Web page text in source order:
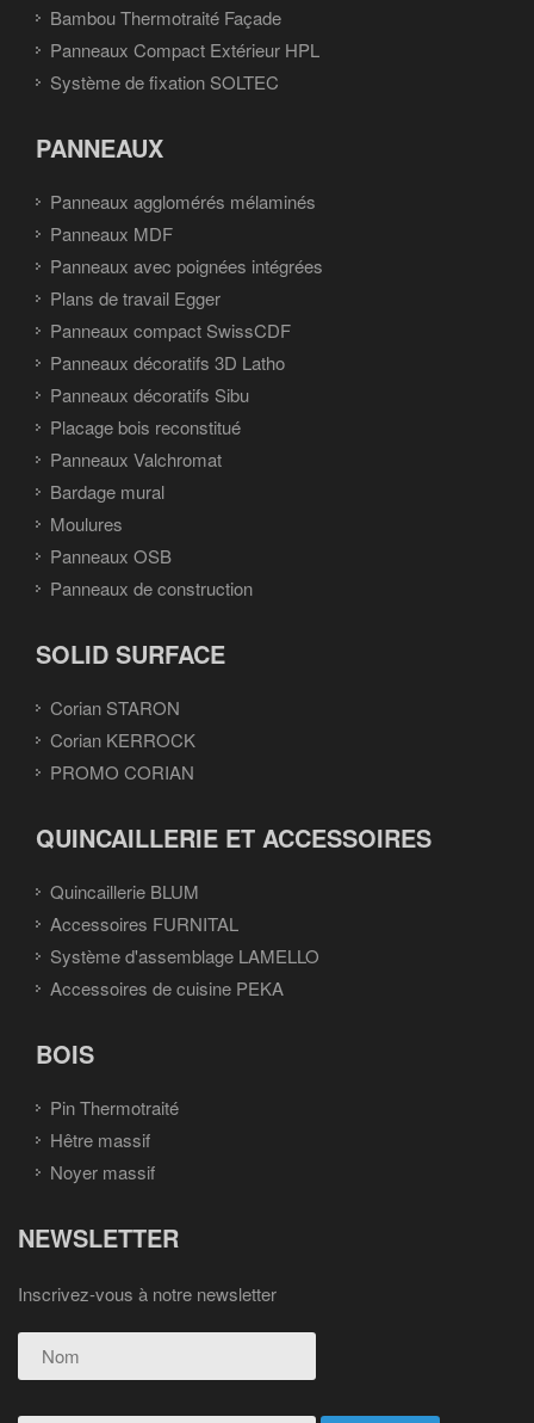
Bambou Thermotraité Façade
Panneaux Compact Extérieur HPL
Système de fixation SOLTEC
PANNEAUX
Panneaux agglomérés mélaminés
Panneaux MDF
Panneaux avec poignées intégrées
Plans de travail Egger
Panneaux compact SwissCDF
Panneaux décoratifs 3D Latho
Panneaux décoratifs Sibu
Placage bois reconstitué
Panneaux Valchromat
Bardage mural
Moulures
Panneaux OSB
Panneaux de construction
SOLID SURFACE
Corian STARON
Corian KERROCK
PROMO CORIAN
QUINCAILLERIE ET ACCESSOIRES
Quincaillerie BLUM
Accessoires FURNITAL
Système d'assemblage LAMELLO
Accessoires de cuisine PEKA
BOIS
Pin Thermotraité
Hêtre massif
Noyer massif
NEWSLETTER
Inscrivez-vous à notre newsletter